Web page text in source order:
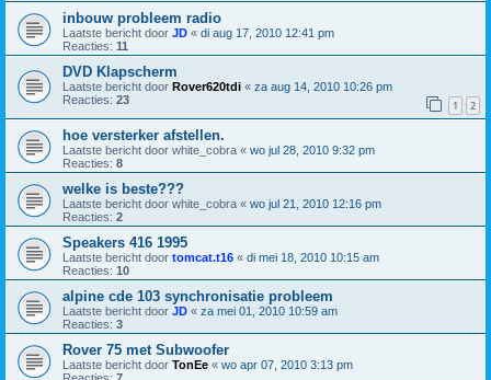
inbouw probleem radio
Laatste bericht door JD « di aug 17, 2010 12:41 pm
Reacties: 11
DVD Klapscherm
Laatste bericht door Rover620tdi « za aug 14, 2010 10:26 pm
Reacties: 23 1 2
hoe versterker afstellen.
Laatste bericht door white_cobra « wo jul 28, 2010 9:32 pm
Reacties: 8
welke is beste???
Laatste bericht door white_cobra « wo jul 21, 2010 12:16 pm
Reacties: 2
Speakers 416 1995
Laatste bericht door tomcat.t16 « di mei 18, 2010 10:15 am
Reacties: 10
alpine cde 103 synchronisatie probleem
Laatste bericht door JD « za mei 01, 2010 10:59 am
Reacties: 3
Rover 75 met Subwoofer
Laatste bericht door TonEe « wo apr 07, 2010 3:13 pm